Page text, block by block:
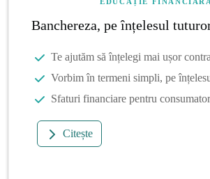
Banchereza, pe înțelesul
Te ajutăm să înțelegi mai ușor
Vorbim în termeni simpli, pe
Sfaturi financiare pentru
Citește